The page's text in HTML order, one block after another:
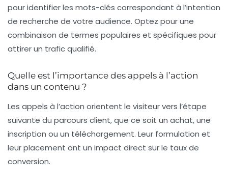
pour identifier les mots-clés correspondant à l’intention
de recherche de votre audience. Optez pour une
combinaison de termes populaires et spécifiques pour
attirer un trafic qualifié.
Quelle est l’importance des appels à l’action
dans un contenu ?
Les appels à l’action orientent le visiteur vers l’étape
suivante du parcours client, que ce soit un achat, une
inscription ou un téléchargement. Leur formulation et
leur placement ont un impact direct sur le taux de
conversion.